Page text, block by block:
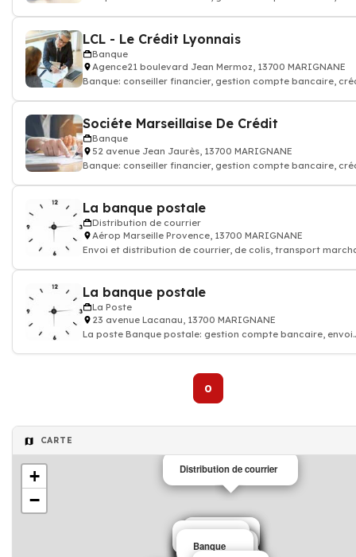
LCL - Le Crédit Lyonnais
Banque
Agence21 boulevard Jean Mermoz, 13700 MARIGNANE
Banque: conseiller financier, gestion compte bancaire,
Sociéte Marseillaise De Crédit
Banque
52 avenue Jean Jaurès, 13700 MARIGNANE
Banque: conseiller financier, gestion compte bancaire,
La banque postale
Distribution de courrier
Aérop Marseille Provence, 13700 MARIGNANE
Envoi et distribution de courrier, de colis, transport
La banque postale
La Poste
23 avenue Lacanau, 13700 MARIGNANE
La poste Banque postale: gestion compte bancaire, envoi
0
CARTE
Banque
Banque
Banque
Banque
Banque
Banque
Banque
Banque
Banque
Banque
Distribution de courrier
+
−